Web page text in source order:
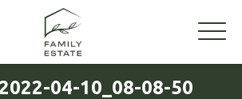
04-10_08-08-50